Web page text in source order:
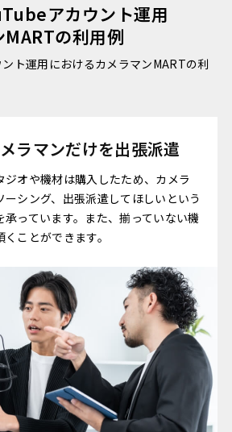
アカウント運用
MARTの利用例
ト運用におけるカメラマンMARTの利
ラマンだけを出張派遣
ジオや機材は購入したため、カメラ
ーシング、出張派遣してほしいという
っています。また、揃っていない機
ことができます。